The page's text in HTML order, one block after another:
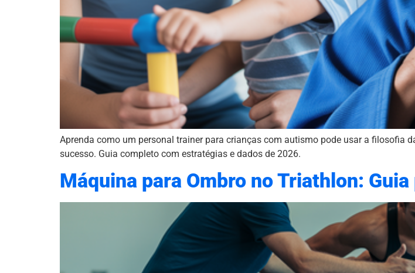
Aprenda como um personal trainer para crianças com autismo pode usar a filosofia
sucesso. Guia completo com estratégias e dados de 2026.
Máquina para Ombro no Triathlon: